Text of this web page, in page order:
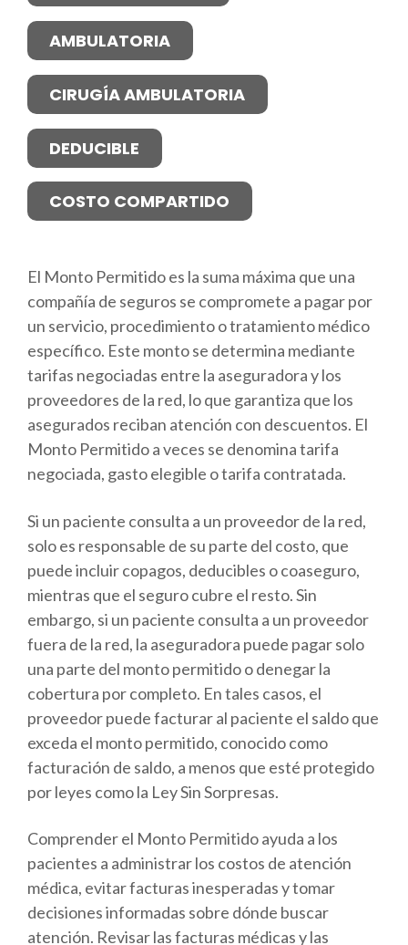
AMBULATORIA
CIRUGÍA AMBULATORIA
DEDUCIBLE
COSTO COMPARTIDO
El Monto Permitido es la suma máxima que una
compañía de seguros se compromete a pagar por
un servicio, procedimiento o tratamiento médico
específico. Este monto se determina mediante
tarifas negociadas entre la aseguradora y los
proveedores de la red, lo que garantiza que los
asegurados reciban atención con descuentos. El
Monto Permitido a veces se denomina tarifa
negociada, gasto elegible o tarifa contratada.
Si un paciente consulta a un proveedor de la red,
solo es responsable de su parte del costo, que
puede incluir copagos, deducibles o coaseguro,
mientras que el seguro cubre el resto. Sin
embargo, si un paciente consulta a un proveedor
fuera de la red, la aseguradora puede pagar solo
una parte del monto permitido o denegar la
cobertura por completo. En tales casos, el
proveedor puede facturar al paciente el saldo que
exceda el monto permitido, conocido como
facturación de saldo, a menos que esté protegido
por leyes como la Ley Sin Sorpresas.
Comprender el Monto Permitido ayuda a los
pacientes a administrar los costos de atención
médica, evitar facturas inesperadas y tomar
decisiones informadas sobre dónde buscar
atención. Revisar las facturas médicas y las